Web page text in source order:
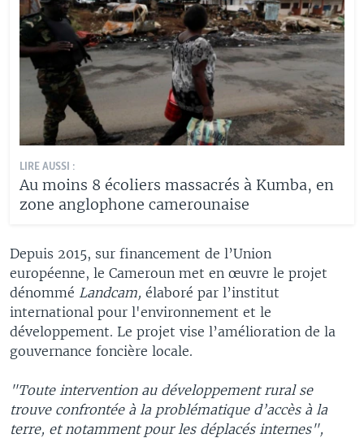
LIRE AUSSI :
Au moins 8 écoliers massacrés à Kumba, en
zone anglophone camerounaise
Depuis 2015, sur financement de l’Union
européenne, le Cameroun met en œuvre le projet
dénommé Landcam, élaboré par l’institut
international pour l'environnement et le
développement. Le projet vise l’amélioration de la
gouvernance foncière locale.
"Toute intervention au développement rural se
trouve confrontée à la problématique d’accès à la
terre, et notamment pour les déplacés internes",